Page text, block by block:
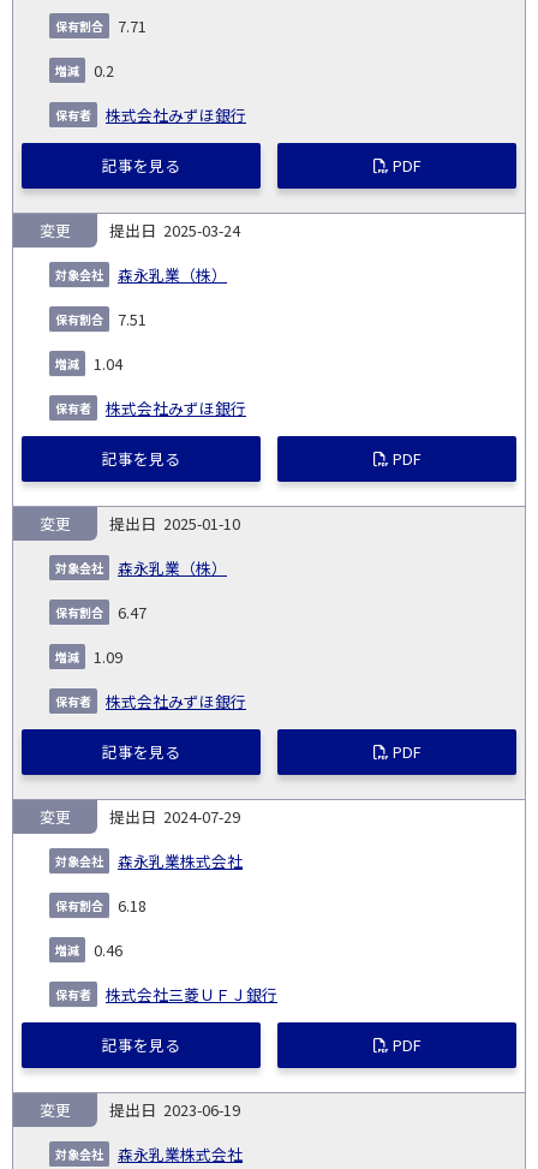
7.71
0.2
株式会社みずほ銀行
記事を見る PDF
2025-03-24
森永乳業（株）
変更
7.51
1.04
株式会社みずほ銀行
記事を見る PDF
2025-01-10
森永乳業（株）
変更
6.47
1.09
株式会社みずほ銀行
記事を見る PDF
2024-07-29
森永乳業株式会社
変更
6.18
0.46
株式会社三菱ＵＦＪ銀行
記事を見る PDF
2023-06-19
森永乳業株式会社
変更